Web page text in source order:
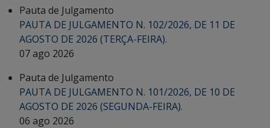
Pauta de Julgamento
PAUTA DE JULGAMENTO N. 102/2026, DE 11 DE
AGOSTO DE 2026 (TERÇA-FEIRA).
07 ago 2026
Pauta de Julgamento
PAUTA DE JULGAMENTO N. 101/2026, DE 10 DE
AGOSTO DE 2026 (SEGUNDA-FEIRA).
06 ago 2026